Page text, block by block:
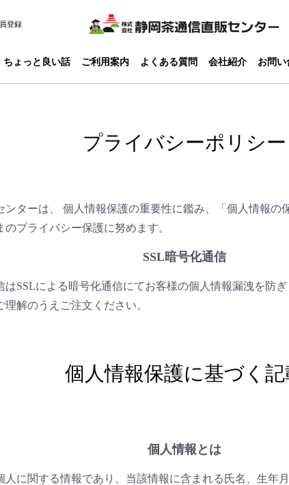
登録
ちょっと良い話 ご利用案内 よくある質問 会社紹介 お問い
プライバシーポリシー
ンターは、 個人情報保護の重要性に鑑み、「個人情報の
プライバシー保護に努めます。
SSL暗号化通信
はSSLによる暗号化通信にてお客様の個人情報漏洩を防
解のうえご注文ください。
個人情報保護に基づく
個人情報とは
人に関する情報であり、当該情報に含まれる氏名、生年